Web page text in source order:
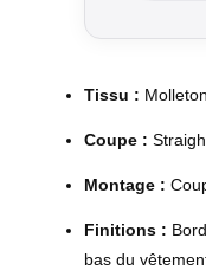
Tissu :
Coupe :
Montage :
Finitions :
bas du